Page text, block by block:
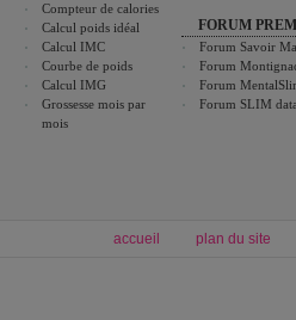
Compteur de calories
Calcul poids idéal
Calcul IMC
Courbe de poids
Calcul IMG
Grossesse mois par
mois
FORUM
Forum Savoir
Forum
Forum
Forum SLIM data
accueil plan du site